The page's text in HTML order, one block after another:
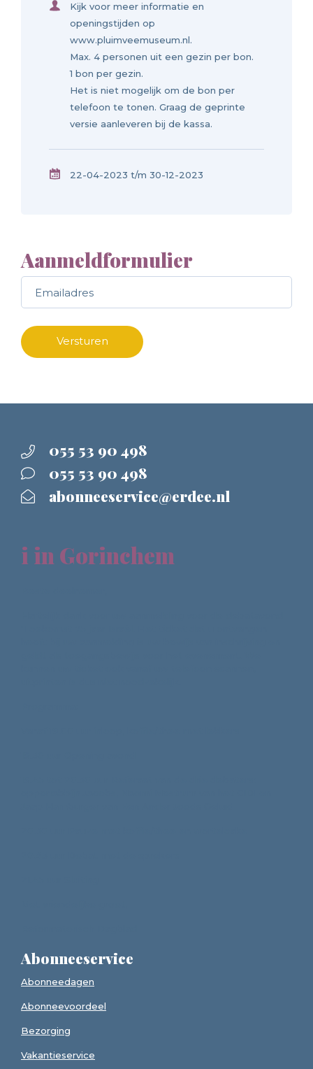
Kijk voor meer informatie en
openingstijden op
www.pluimveemuseum.nl.
Max. 4 personen uit een gezin per bon.
1 bon per gezin.
Het is niet mogelijk om de bon per
telefoon te tonen. Graag de geprinte
versie aanleveren bij de kassa.
22-04-2023 t/m 30-12-2023
Aanmeldformulier
Versturen
055 53 90 498
055 53 90 498
abonneeservice@erdee.nl
i in Gorinchem
Abonneeservice
Abonneedagen
Abonneevoordeel
Bezorging
Vakantieservice